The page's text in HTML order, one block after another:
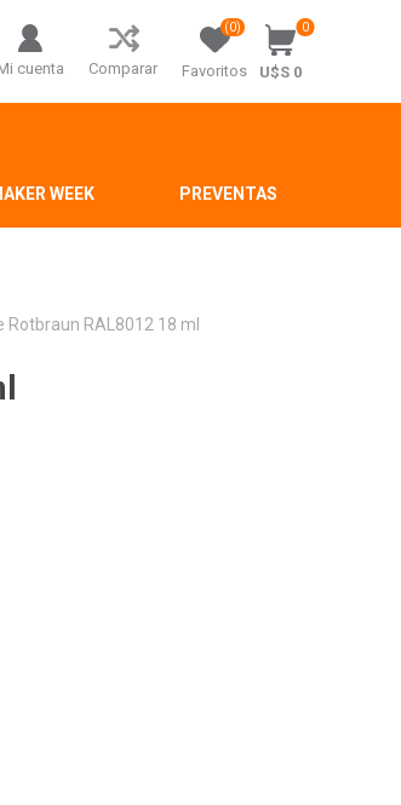
cuenta Comparar Favoritos
(0) 0
U$S 0
WEEK PREVENTAS
RAL8012 18 ml